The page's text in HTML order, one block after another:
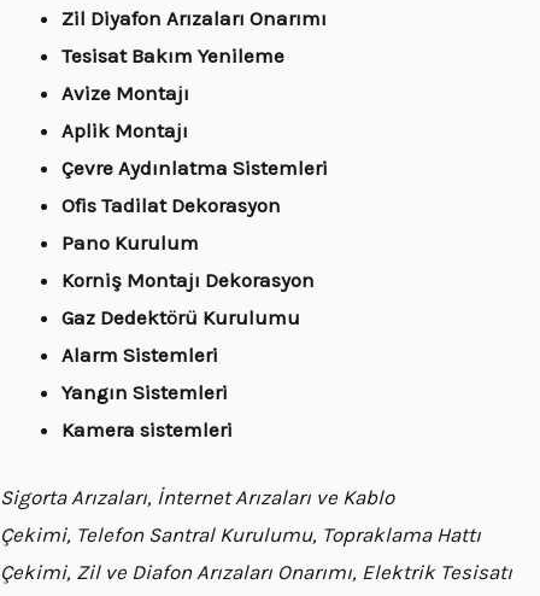
Zil Diyafon Arızaları Onarımı
Tesisat Bakım Yenileme
Avize Montajı
Aplik Montajı
Çevre Aydınlatma Sistemleri
Ofis Tadilat Dekorasyon
Pano Kurulum
Korniş Montajı Dekorasyon
Gaz Dedektörü Kurulumu
Alarm Sistemleri
Yangın Sistemleri
Kamera sistemleri
Sigorta Arızaları, İnternet Arızaları ve Kablo
Çekimi, Telefon Santral Kurulumu, Topraklama Hattı
Çekimi, Zil ve Diafon Arızaları Onarımı, Elektrik Tesisatı